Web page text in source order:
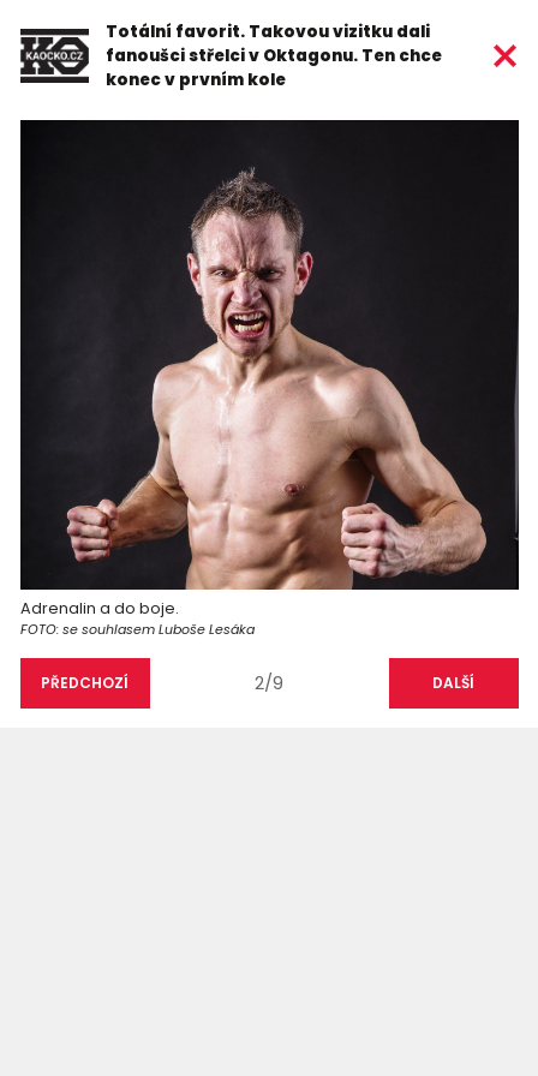
Totální favorit. Takovou vizitku dali
fanoušci střelci v Oktagonu. Ten chce
konec v prvním kole
Adrenalin a do boje.
FOTO: se souhlasem Luboše Lesáka
PŘEDCHOZÍ 2/9 DALŠÍ